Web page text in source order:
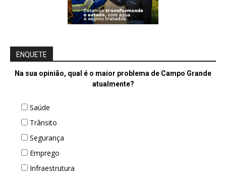
ENQUETE
Na sua opinião, qual é o maior problema de Campo Grande
atualmente?
Saúde
Trânsito
Segurança
Emprego
Infraestrutura